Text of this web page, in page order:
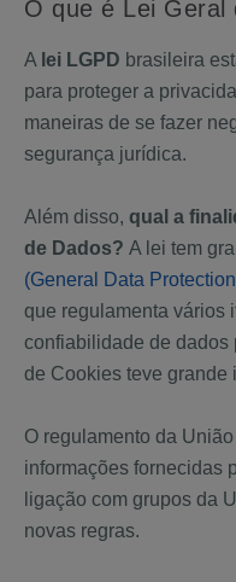
O que é Lei Geral
A lei LGPD brasileira
para proteger a
maneiras de se fazer
segurança jurídica.
Além disso, qual a
de Dados? A lei tem
(General Data
que regulamenta vários
confiabilidade de dados
de Cookies teve grande
O regulamento da
informações fornecidas
ligação com grupos da
novas regras.